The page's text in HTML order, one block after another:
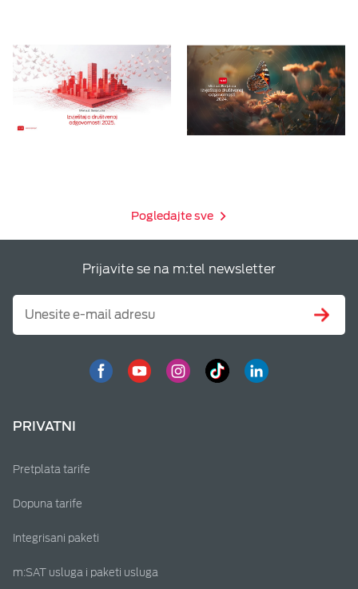
Pogledajte sve
Prijavite se na m:tel newsletter
PRIVATNI
Pretplata tarife
Dopuna tarife
Integrisani paketi
m:SAT usluga i paketi usluga